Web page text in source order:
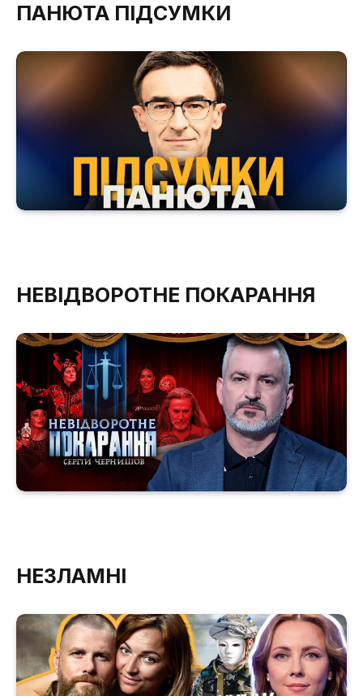
ПАНЮТА ПІДСУМКИ
НЕВІДВОРОТНЕ ПОКАРАННЯ
НЕЗЛАМНІ